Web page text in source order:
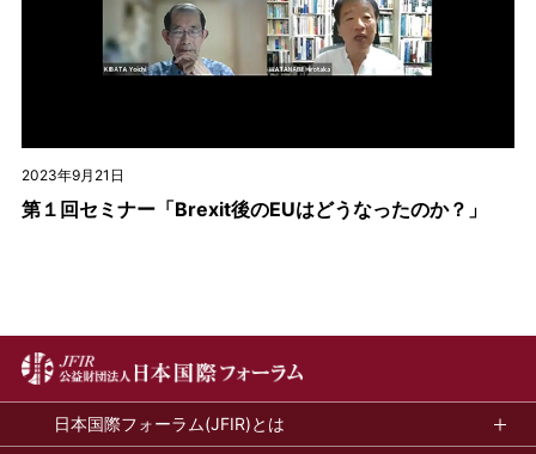
2023年9月21日
第１回セミナー「Brexit後のEUはどうなったのか？」
日本国際フォーラム(JFIR)とは